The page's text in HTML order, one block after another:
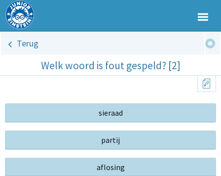
Terug
Welk woord is fout gespeld? [2]
sieraad
partij
aflosing